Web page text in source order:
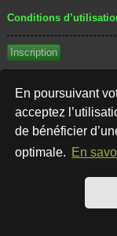
En poursuivant
acceptez
de bénéficier
optimale. En
Conditions
Inscription
Accueil du forum
Développé